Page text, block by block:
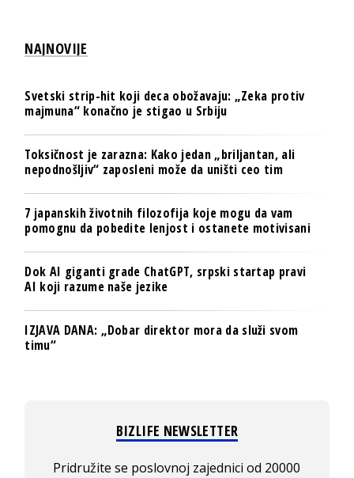
NAJNOVIJE
Svetski strip-hit koji deca obožavaju: „Zeka protiv
majmuna“ konačno je stigao u Srbiju
Toksičnost je zarazna: Kako jedan „briljantan, ali
nepodnošljiv“ zaposleni može da uništi ceo tim
7 japanskih životnih filozofija koje mogu da vam
pomognu da pobedite lenjost i ostanete motivisani
Dok AI giganti grade ChatGPT, srpski startap pravi
AI koji razume naše jezike
IZJAVA DANA: „Dobar direktor mora da služi svom
timu“
BIZLIFE NEWSLETTER
Pridružite se poslovnoj zajednici od 20000